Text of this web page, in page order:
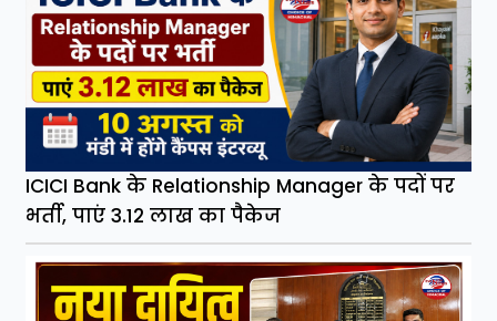
ICICI Bank के Relationship Manager के पदों पर
भर्ती, पाएं 3.12 लाख का पैकेज